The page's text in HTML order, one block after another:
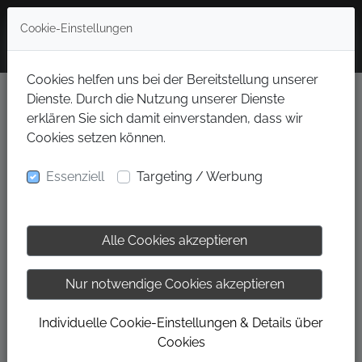
Vereinbare jetzt Deinen
persönlichen Termin!
J.GREBER@SIMSALAGYM.CH
Mit der Buchung erkläre ich mich einverstanden, dass meine
Daten zu organisatiorischen Zwecken im Zusammenhang mit
der gebuchten Dienstleistung verwendet werden. Die
Sie uns einfach eine Nachricht an: m.fischer@simsalagym.ch
oder postalisch an: Simsala Gym, Spittelweg 2, 5034 Suhr.
Cookie-Einstellungen
Cookies helfen uns bei der Bereitstellung unserer
Dienste. Durch die Nutzung unserer Dienste
erklären Sie sich damit einverstanden, dass wir
Cookies setzen können.
Essenziell Targeting / Werbung
Alle Cookies akzeptieren
Nur notwendige Cookies akzeptieren
Individuelle Cookie-Einstellungen & Details über
Cookies